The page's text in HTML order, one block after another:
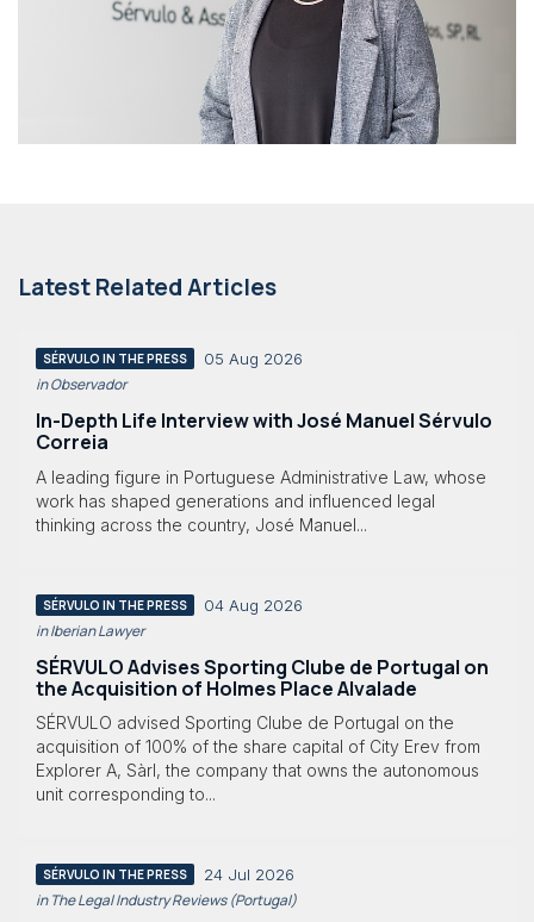
Latest Related Articles
SÉRVULO IN THE PRESS 05 Aug 2026
in Observador
In-Depth Life Interview with José Manuel Sérvulo
Correia
A leading figure in Portuguese Administrative Law, whose
work has shaped generations and influenced legal
thinking across the country, José Manuel...
SÉRVULO IN THE PRESS 04 Aug 2026
in Iberian Lawyer
SÉRVULO Advises Sporting Clube de Portugal on
the Acquisition of Holmes Place Alvalade
SÉRVULO advised Sporting Clube de Portugal on the
acquisition of 100% of the share capital of City Erev from
Explorer A, Sàrl, the company that owns the autonomous
unit corresponding to...
SÉRVULO IN THE PRESS 24 Jul 2026
in The Legal Industry Reviews (Portugal)